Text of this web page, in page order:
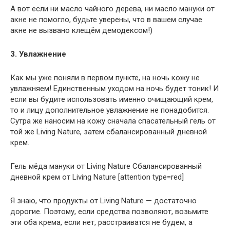
А вот если ни масло чайного дерева, ни масло мануки от
акне не помогло, будьте уверены, что в вашем случае
акне не вызвано клещём демодексом!)
3. Увлажнение
Как мы уже поняли в первом пункте, на ночь кожу не
увлажняем! Единственным уходом на ночь будет тоник! И
если вы будите использовать именно очищающий крем,
то и лицу дополнительное увлажнение не понадобится.
Сутра же наносим на кожу сначала спасательный гель от
той же Living Nature, затем сбалансированный дневной
крем.
Гель мёда мануки от Living Nature Сбалансированный
дневной крем от Living Nature [attention type=red]
Я знаю, что продукты от Living Nature — достаточно
дорогие. Поэтому, если средства позволяют, возьмите
эти оба крема, если нет, расcтраиватся не будем, а